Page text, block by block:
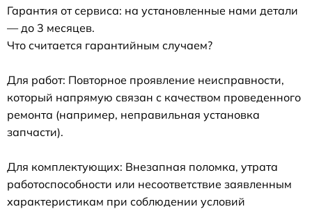
Гарантия от сервиса: на установленные нами детали
— до 3 месяцев.
Что считается гарантийным случаем?
Для работ: Повторное проявление неисправности,
который напрямую связан с качеством проведенного
ремонта (например, неправильная установка
запчасти).
Для комплектующих: Внезапная поломка, утрата
работоспособности или несоответствие заявленным
характеристикам при соблюдении условий